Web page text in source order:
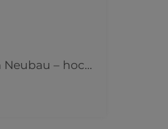
Stilvoll wohnen im Neubau – hochwertige Eigentumswohnungen in attraktiver Lage!